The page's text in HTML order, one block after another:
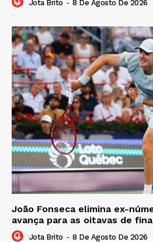
Jota Brito - 8 De Agosto De 2026
João Fonseca elimina ex-
avança para as oitavas de
Jota Brito - 8 De Agosto De 2026